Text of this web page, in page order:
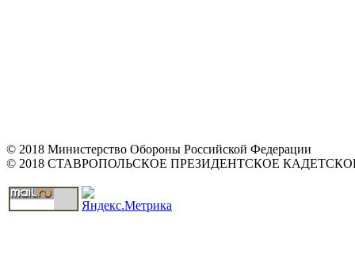
© 2018 Министерство Обороны Российской Федерации
© 2018 СТАВРОПОЛЬСКОЕ ПРЕЗИДЕНТСКОЕ